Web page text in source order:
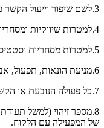
3.לשם שיפור וייעול הקשר עם משתמשי האתר;
4.למטרות שיווקיות ומסחריות (לרבות שיווק ממוקד ומותאם למשתמש);
5.למטרות מסחריות וסטטיסטיות, לרבות מסירת מידע סטטיסטי (שאינו מאפיין את המשתמש הספציפי) לצדדים שלישיים;
6.מניעת הונאות, תפעול, אבטחה וגילוי פעילות בלתי חוקית;
7.כל פעולה הנובעת או הקשורה לפעולות האמורות לעיל, הכל בהתאם להוראות הדין.
8.מספר זיהוי (למשל
של המפעילה עם הלקוח.